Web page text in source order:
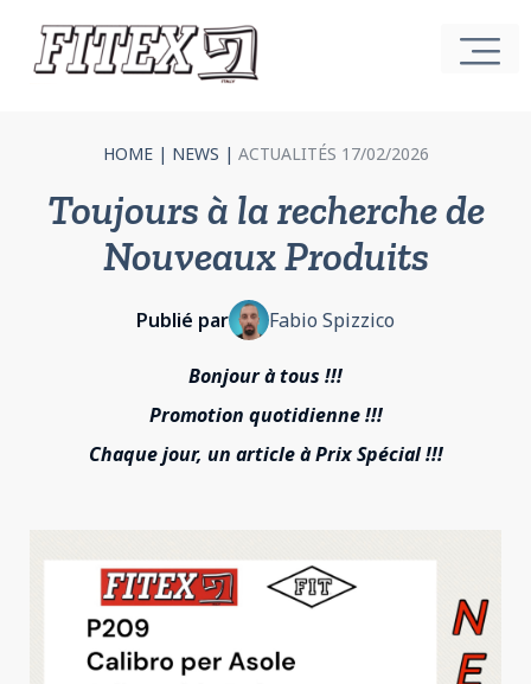
HOME| NEWS | ACTUALITÉS 17/02/2026
Toujours à la recherche de
Nouveaux Produits
Publié par Fabio Spizzico
Bonjour à tous !!!
Promotion quotidienne !!!
Chaque jour, un article à Prix Spécial !!!